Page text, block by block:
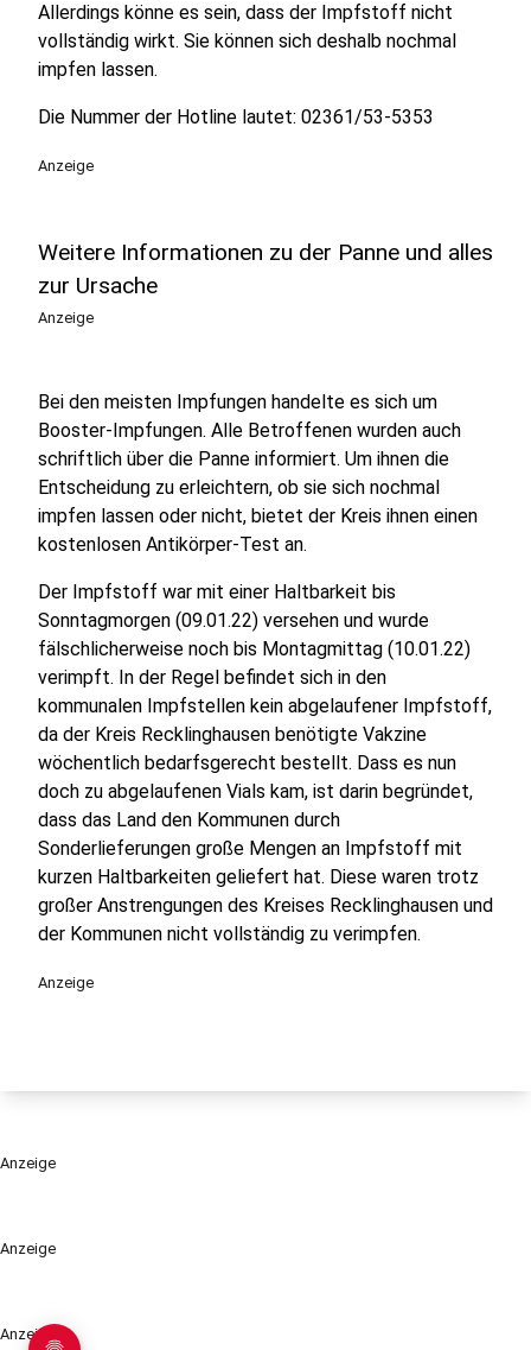
Anzeige
Anzeige
Allerdings könne es sein, dass der Impfstoff nicht
vollständig wirkt. Sie können sich deshalb nochmal
impfen lassen.
Die Nummer der Hotline lautet: 02361/53-5353
Anzeige
Weitere Informationen zu der Panne und alles
zur Ursache
Anzeige
Bei den meisten Impfungen handelte es sich um
Booster-Impfungen. Alle Betroffenen wurden auch
schriftlich über die Panne informiert. Um ihnen die
Entscheidung zu erleichtern, ob sie sich nochmal
impfen lassen oder nicht, bietet der Kreis ihnen einen
kostenlosen Antikörper-Test an.
Der Impfstoff war mit einer Haltbarkeit bis
Sonntagmorgen (09.01.22) versehen und wurde
fälschlicherweise noch bis Montagmittag (10.01.22)
verimpft. In der Regel befindet sich in den
kommunalen Impfstellen kein abgelaufener Impfstoff,
da der Kreis Recklinghausen benötigte Vakzine
wöchentlich bedarfsgerecht bestellt. Dass es nun
doch zu abgelaufenen Vials kam, ist darin begründet,
dass das Land den Kommunen durch
Sonderlieferungen große Mengen an Impfstoff mit
kurzen Haltbarkeiten geliefert hat. Diese waren trotz
großer Anstrengungen des Kreises Recklinghausen und
der Kommunen nicht vollständig zu verimpfen.
Anzeige
Anzeige